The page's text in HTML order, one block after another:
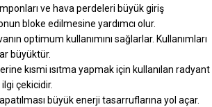
ve hava perdeleri büyük giriş
bloke edilmesine yardımcı olur.
optimum kullanımını sağlarlar. Kullanımları
büyüktür.
kısmi ısıtma yapmak için kullanılan radyant
ilgi çekicidir.
büyük enerji tasarruflarına yol açar.